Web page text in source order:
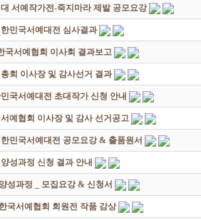
대 서예작가전-죽지마라 제발 공모요강
민국서예대전 심사결과
국서예협회 이사회 결과보고
회 이사장 및 감사선거 결과
국서예대전 초대작가 신청 안내
예협회 이사장 및 감사 선거공고
민국서예대전 공모요강 & 출품원서
성과정 신청 결과 안내
성과정 _ 모집요강 & 신청서
국서예협회 회원전 작품 감상